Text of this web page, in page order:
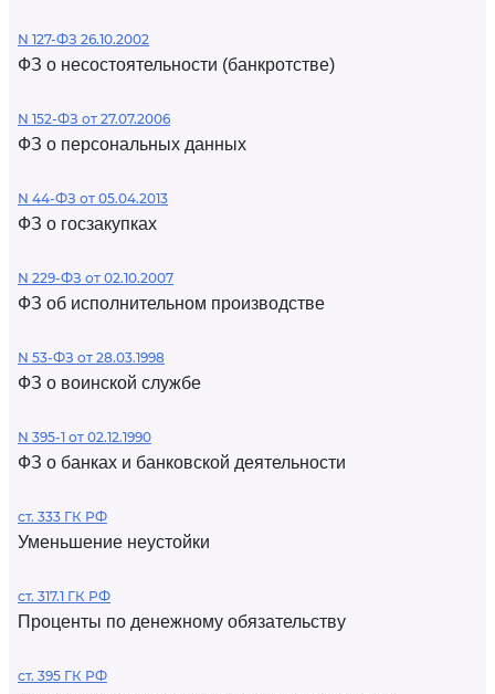
N 127-ФЗ 26.10.2002
ФЗ о несостоятельности (банкротстве)
N 152-ФЗ от 27.07.2006
ФЗ о персональных данных
N 44-ФЗ от 05.04.2013
ФЗ о госзакупках
N 229-ФЗ от 02.10.2007
ФЗ об исполнительном производстве
N 53-ФЗ от 28.03.1998
ФЗ о воинской службе
N 395-1 от 02.12.1990
ФЗ о банках и банковской деятельности
ст. 333 ГК РФ
Уменьшение неустойки
ст. 317.1 ГК РФ
Проценты по денежному обязательству
ст. 395 ГК РФ